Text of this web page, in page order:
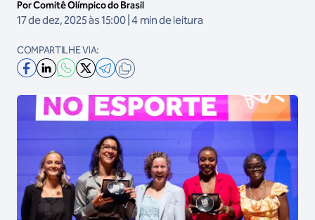
Por Comitê Olímpico do Brasil
17 de dez, 2025 às 15:00 | 4 min de leitura
COMPARTILHE VIA: